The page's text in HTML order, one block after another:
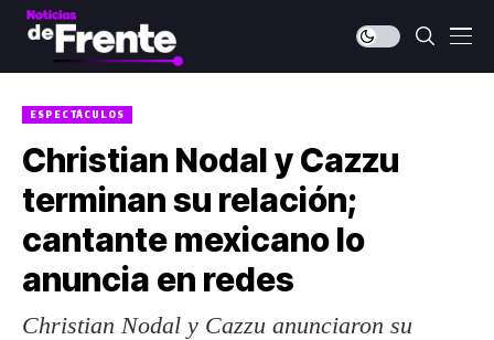
ESPECTÁCULOS
Christian Nodal y Cazzu
terminan su relación;
cantante mexicano lo
anuncia en redes
Christian Nodal y Cazzu anunciaron su